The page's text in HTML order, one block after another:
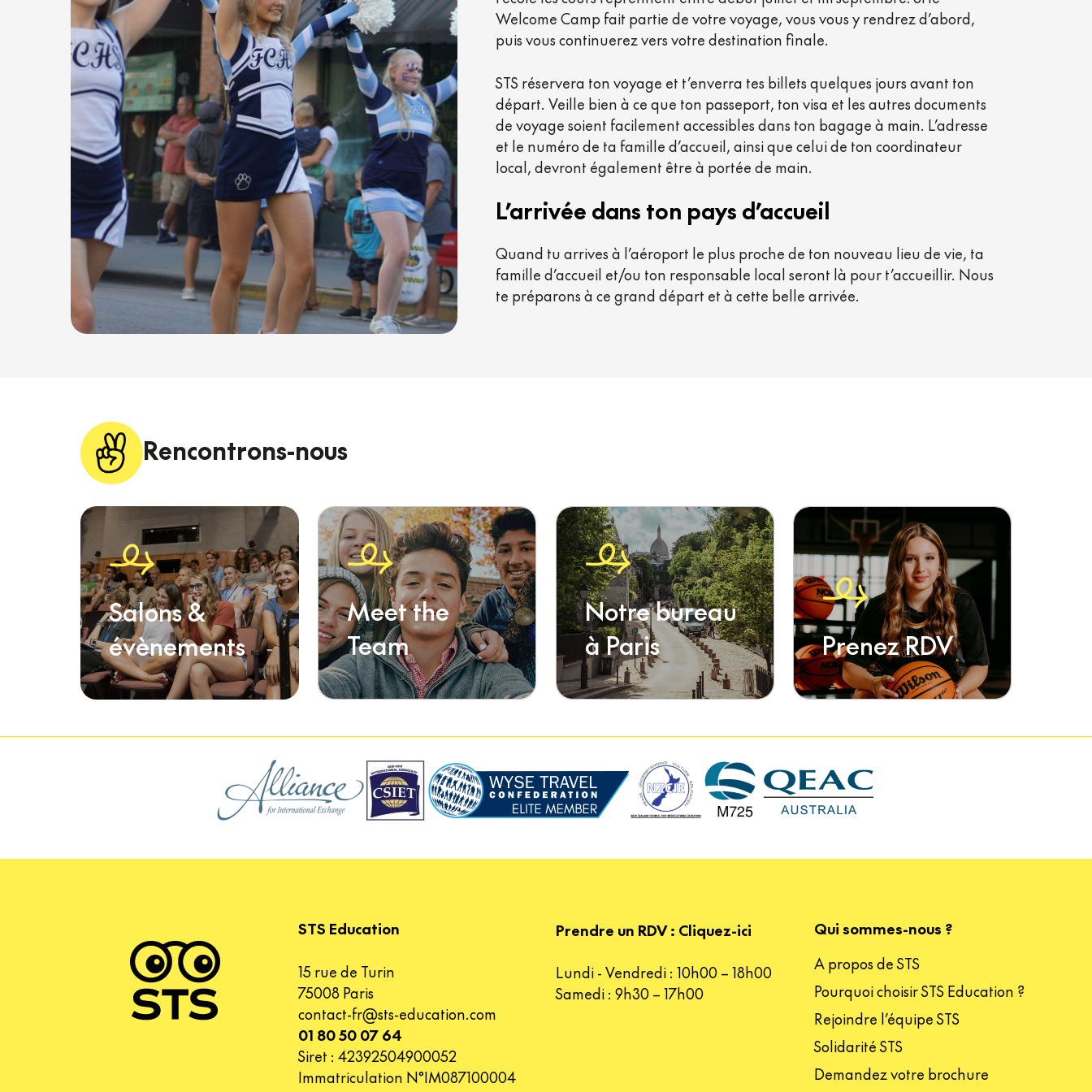
Welcome Camp fait partie de votre voyage, vous vous y rendrez d’abord,
puis vous continuerez vers votre destination finale.
STS réservera ton voyage et t’enverra tes billets quelques jours avant ton
départ. Veille bien à ce que ton passeport, ton visa et les autres documents
de voyage soient facilement accessibles dans ton bagage à main. L’adresse
et le numéro de ta famille d’accueil, ainsi que celui de ton coordinateur
local, devront également être à portée de main.
L’arrivée dans ton pays d’accueil
Quand tu arrives à l’aéroport le plus proche de ton nouveau lieu de vie, ta
famille d’accueil et/ou ton responsable local seront là pour t’accueillir. Nous
te préparons à ce grand départ et à cette belle arrivée.
Rencontrons-nous
Salons &
évènements
Meet the
Team
Notre bureau
à Paris
Prenez RDV
STS Education
15 rue de Turin
75008 Paris
contact-fr@sts-education.com
01 80 50 07 64
Siret : 42392504900052
Immatriculation N°IM087100004
Prendre un RDV : Cliquez-ici
Lundi - Vendredi : 10h00 – 18h00
Samedi : 9h30 – 17h00
Qui sommes-nous ?
A propos de STS
Pourquoi choisir STS Education ?
Rejoindre l’équipe STS
Solidarité STS
Demandez votre brochure